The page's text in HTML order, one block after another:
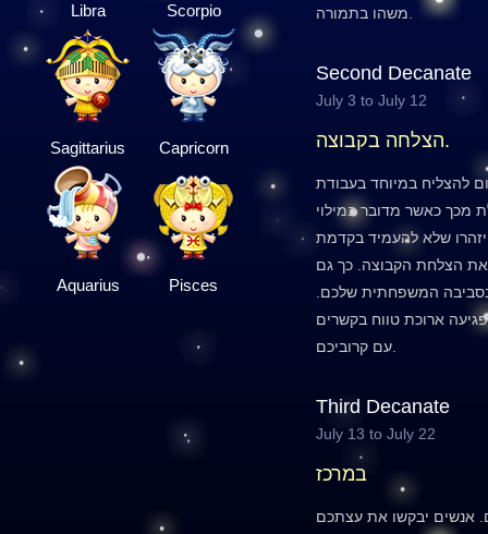
Libra Scorpio
Sagittarius Capricorn
Aquarius Pisces
Second Decanate
July 3 to July 12
הצלחה בקבוצה.
להצליח במיוחד בעבודת
מכך כאשר מדובר במילוי
שלא להעמיד בקדמת
הצלחת הקבוצה. כך גם
בסביבה המשפחתית שלכם.
ארוכת טווח בקשרים
Third Decanate
July 13 to July 22
במרכז
אנשים יבקשו את עצתכם